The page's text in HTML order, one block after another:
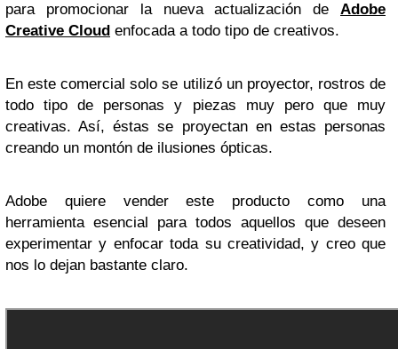
para promocionar la nueva actualización de Adobe
Creative Cloud enfocada a todo tipo de creativos.
En este comercial solo se utilizó un proyector, rostros de
todo tipo de personas y piezas muy pero que muy
creativas. Así, éstas se proyectan en estas personas
creando un montón de ilusiones ópticas.
Adobe quiere vender este producto como una
herramienta esencial para todos aquellos que deseen
experimentar y enfocar toda su creatividad, y creo que
nos lo dejan bastante claro.